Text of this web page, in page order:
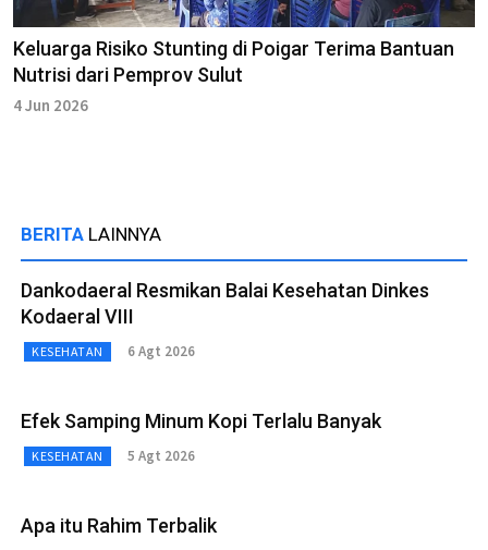
Keluarga Risiko Stunting di Poigar Terima Bantuan
Nutrisi dari Pemprov Sulut
4 Jun 2026
BERITA LAINNYA
Dankodaeral Resmikan Balai Kesehatan Dinkes
Kodaeral VIII
KESEHATAN 6 Agt 2026
Efek Samping Minum Kopi Terlalu Banyak
KESEHATAN 5 Agt 2026
Apa itu Rahim Terbalik